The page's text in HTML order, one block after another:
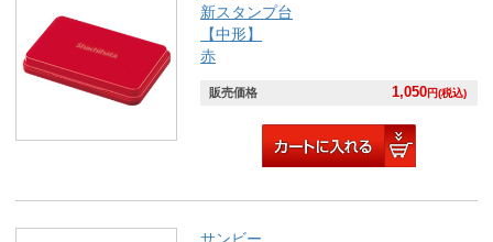
新スタンプ台
【中形】
赤
販売価格 1,050円(税込)
サンビー